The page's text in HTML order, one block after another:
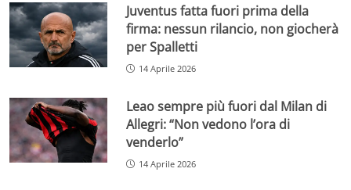
Juventus fatta fuori prima della
firma: nessun rilancio, non giocherà
per Spalletti
14 Aprile 2026
Leao sempre più fuori dal Milan di
Allegri: “Non vedono l’ora di
venderlo”
14 Aprile 2026